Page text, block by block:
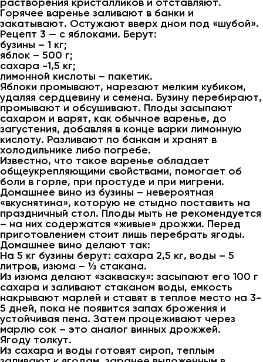
Горячее варенье заливают в банки и
закатывают. Остужают вверх дном под «шубой».
Рецепт 3 — с яблоками. Берут:
бузины – 1 кг;
яблок – 500 г;
сахара -1,5 кг;
лимонной кислоты – пакетик.
Яблоки промывают, нарезают мелким кубиком,
удаляя сердцевину и семена. Бузину перебирают,
промывают и обсушивают. Плоды засыпают
сахаром и варят, как обычное варенье, до
загустения, добавляя в конце варки лимонную
кислоту. Разливают по банкам и хранят в
холодильнике либо погребе.
Известно, что такое варенье обладает
общеукрепляющими свойствами, помогает об
боли в горле, при простуде и при мигрени.
Домашнее вино из бузины – невероятная
«вкуснятина», которую не стыдно поставить на
праздничный стол. Плоды мыть не рекомендуется
– на них содержатся «живые» дрожжи. Перед
приготовлением стоит лишь перебрать ягоды.
Домашнее вино делают так:
На 5 кг бузины берут: сахара 2,5 кг, воды – 5
литров, изюма – ½ стакана.
Из изюма делают «закваску»: засыпают его 100 г
сахара и заливают стаканом воды, емкость
накрывают марлей и ставят в теплое место на 3-
5 дней, пока не появится запах брожения и
устойчивая пена. Затем процеживают через
марлю сок – это аналог винных дрожжей.
Ягоду толкут.
Из сахара и воды готовят сироп, теплым